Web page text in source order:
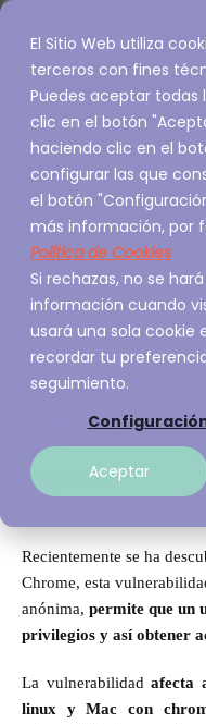
El Sitio Web utiliza
terceros con fines
Puedes aceptar todas
clic en el botón
haciendo clic en el
configurar las que
el botón
más información, por
Política de Cookies
Si rechazas, no se
información cuando
usará una sola cookie
recordar tu
seguimiento.
Aceptar
Nuevas
Alertas A3Sec
Recientemente se ha
Chrome, esta
anónima, permite que un
privilegios y así obtener
La vulnerabilidad afecta
linux y Mac con